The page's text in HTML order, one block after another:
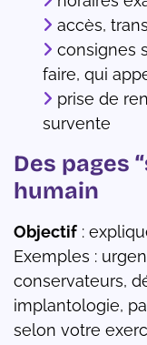
accès,
consignes
faire, qui
prise de
survente
Des pages
humain
Objectif :
Exemples :
conservateurs,
implantologie,
selon votre